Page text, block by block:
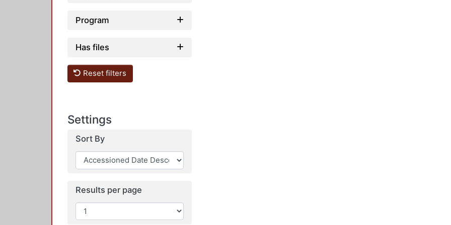
Program
Has files
Reset filters
Settings
Sort By
Results per page